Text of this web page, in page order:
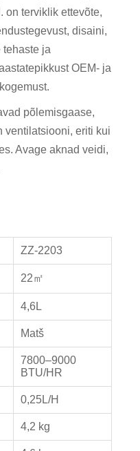
on terviklik ettevõte,
disaini,
tehaste ja
OEM- ja
põlemisgaase,
ventilatsiooni, eriti kui
Avage aknad veidi,
ZZ-2203
22㎡
4,6L
Matš
7800–9000
BTU/HR
0,25L/H
4,2 kg